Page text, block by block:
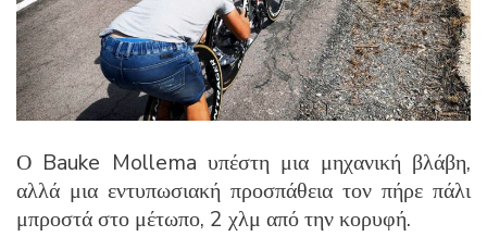
Ο Bauke Mollema υπέστη μια μηχανική βλάβη,
αλλά μια εντυπωσιακή προσπάθεια τον πήρε πάλι
μπροστά στο μέτωπο, 2 χλμ από την κορυφή.